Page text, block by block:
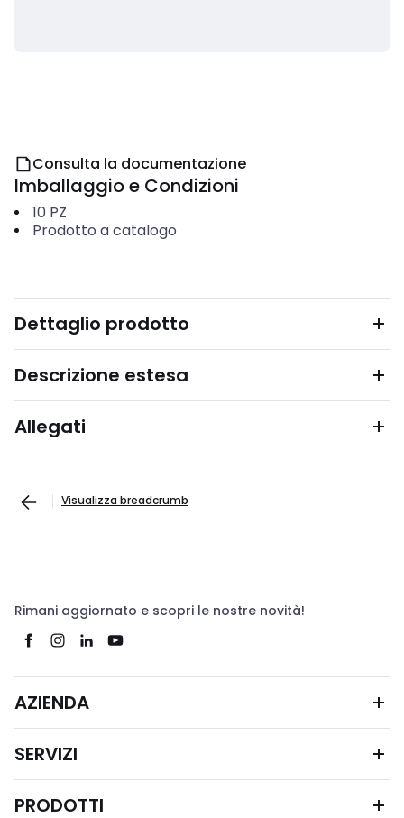
Consulta la documentazione
Imballaggio e Condizioni
10 PZ
Prodotto a catalogo
Dettaglio prodotto
Descrizione estesa
Allegati
Visualizza breadcrumb
Rimani aggiornato e scopri le nostre novità!
AZIENDA
SERVIZI
PRODOTTI